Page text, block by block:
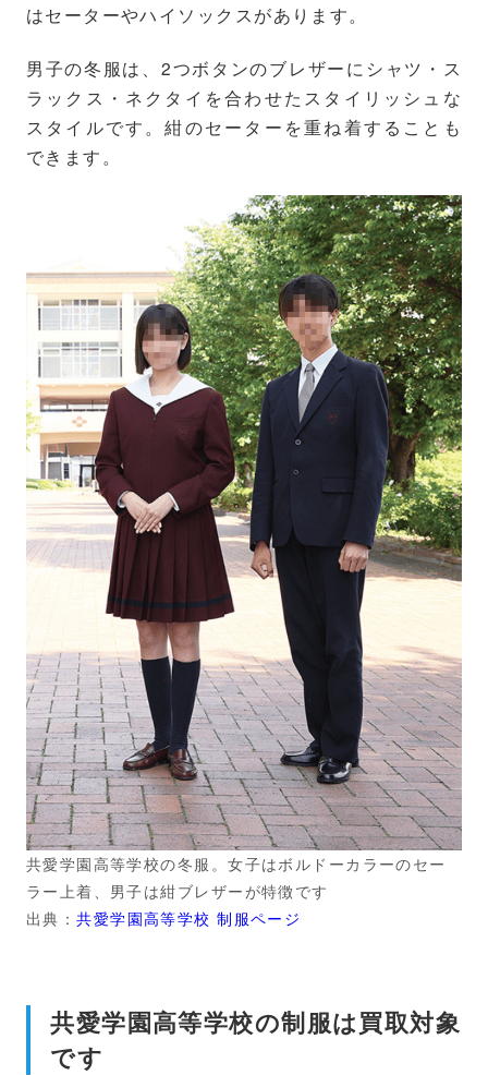
はセーターやハイソックスがあります。
男子の冬服は、2つボタンのブレザーにシャツ・ス
ラックス・ネクタイを合わせたスタイリッシュな
スタイルです。紺のセーターを重ね着することも
できます。
共愛学園高等学校の冬服。女子はボルドーカラーのセー
ラー上着、男子は紺ブレザーが特徴です
出典：共愛学園高等学校 制服ページ
共愛学園高等学校の制服は買取対象
です